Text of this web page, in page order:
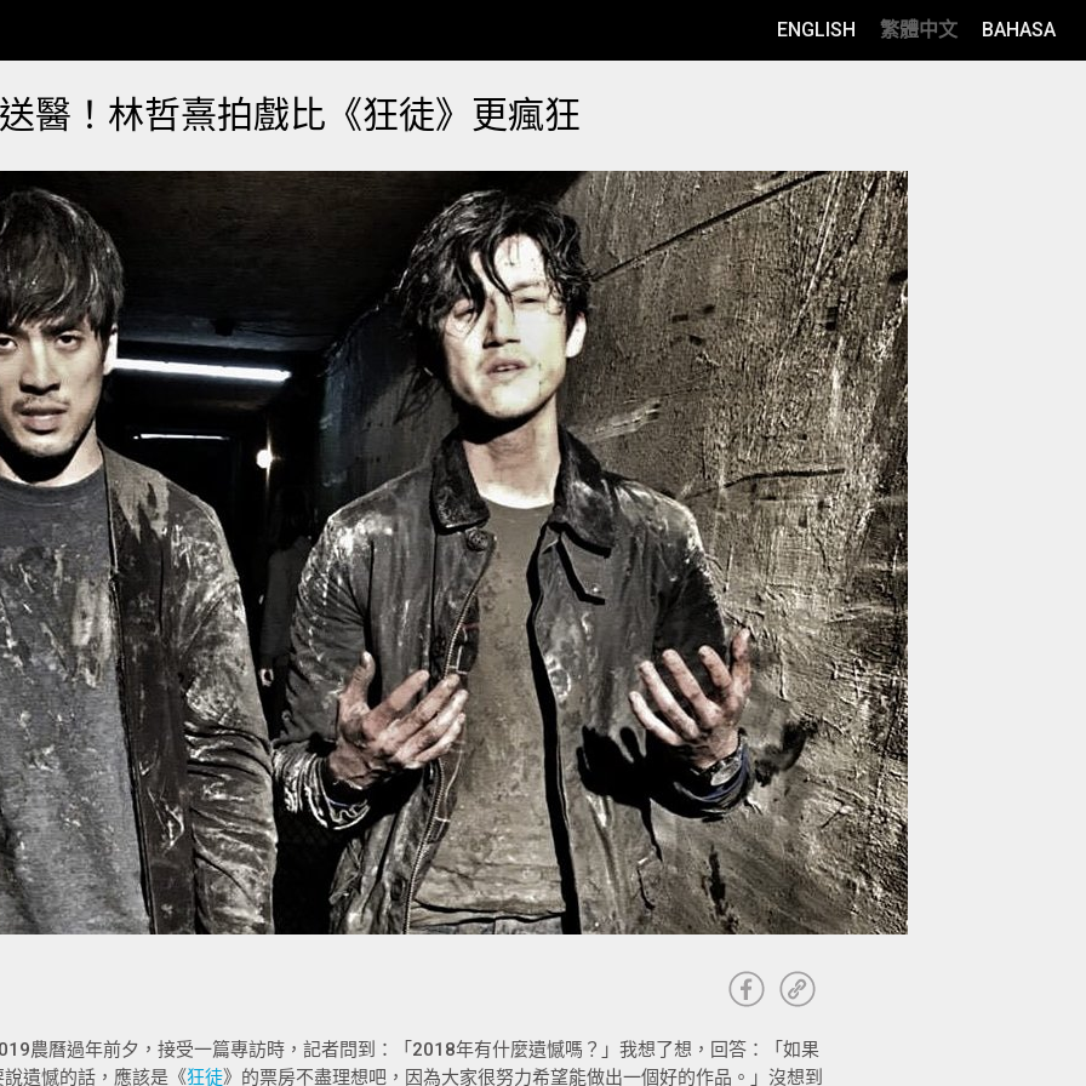
ENGLISH 繁體中文 BAHASA
醫！林哲熹拍戲比《狂徒》更瘋狂
農曆過年前夕，接受一篇專訪時，記者問到：「2018年有什麼遺憾嗎？」我想了想，回答：「如果
說遺憾的話，應該是《狂徒》的票房不盡理想吧，因為大家很努力希望能做出一個好的作品。」沒想到